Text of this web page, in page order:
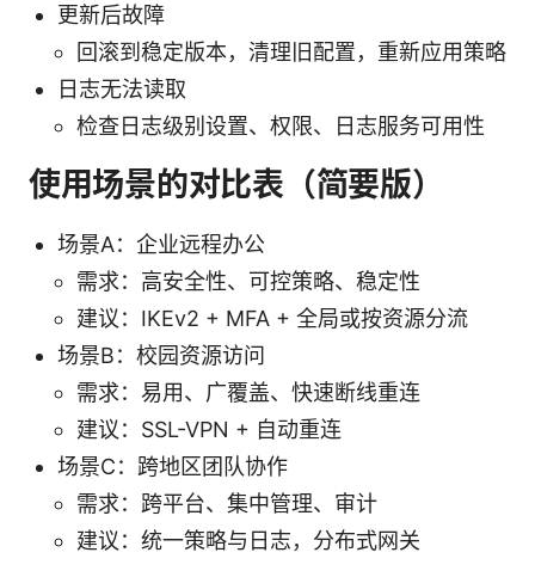
更新后故障
回滚到稳定版本，清理旧配置，重新应用策略
日志无法读取
检查日志级别设置、权限、日志服务可用性
使用场景的对比表（简要版）
场景A：企业远程办公
需求：高安全性、可控策略、稳定性
建议：IKEv2 + MFA + 全局或按资源分流
场景B：校园资源访问
需求：易用、广覆盖、快速断线重连
建议：SSL-VPN + 自动重连
场景C：跨地区团队协作
需求：跨平台、集中管理、审计
建议：统一策略与日志，分布式网关